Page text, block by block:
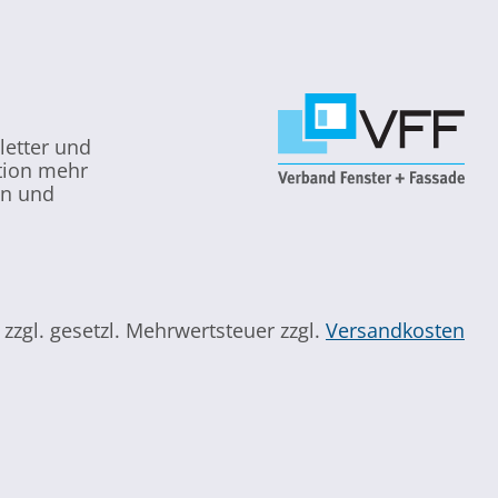
und
mehr
und
gesetzl. Mehrwertsteuer zzgl. Versandkosten